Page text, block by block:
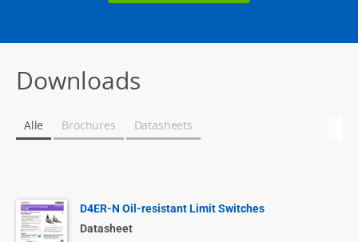
Downloads
Alle Brochures Datasheets
D4ER-N Oil-resistant Limit Switches
Datasheet